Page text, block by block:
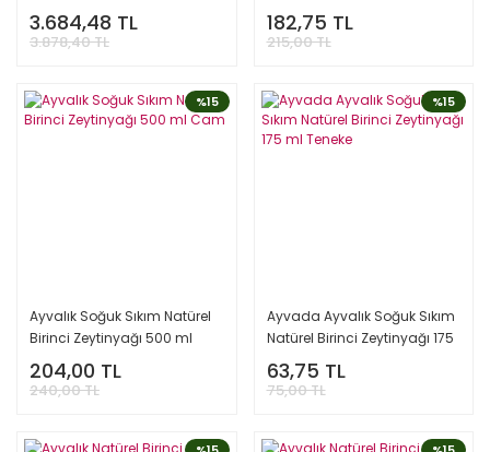
3.684,48 TL
3.878,40 TL
Teneke
182,75 TL
215,00 TL
%15
Ayvalık Soğuk Sıkım Natürel
Birinci Zeytinyağı 500 ml
Cam
204,00 TL
240,00 TL
%15
Ayvada Ayvalık Soğuk Sıkım
Natürel Birinci Zeytinyağı 175
ml Teneke
63,75 TL
75,00 TL